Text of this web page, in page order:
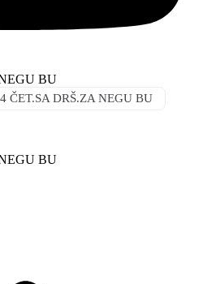
BU
ČET.SA DRŠ.ZA NEGU BU
BU